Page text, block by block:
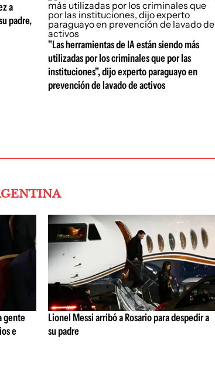
a
padre,
"Las herramientas de IA están siendo más
utilizadas por los criminales que por las
instituciones", dijo experto paraguayo en
prevención de lavado de activos
gente
e
Lionel Messi arribó a Rosario para despedir a
su padre